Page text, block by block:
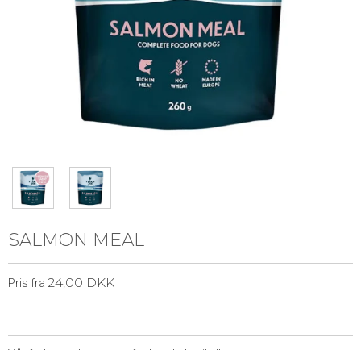
SALMON MEAL
Pris fra 24,00 DKK